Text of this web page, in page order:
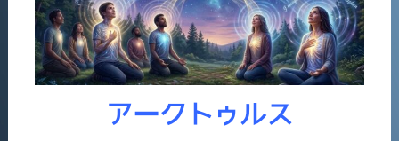
アークトゥルス